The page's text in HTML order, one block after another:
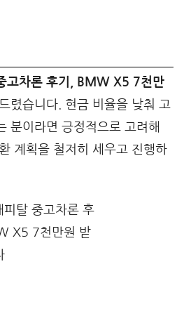
고차론 후기, BMW X5 7천만
렸습니다. 현금 비율을 낮춰 고
분이라면 긍정적으로 고려해
계획을 철저히 세우고 진행하